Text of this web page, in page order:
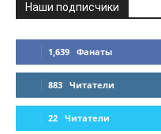
Наши подписчики
1,639 Фанаты
883 Читатели
22 Читатели